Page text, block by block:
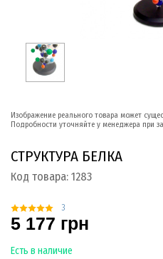
Изображение реального товара может
Подробности уточняйте у менеджера при
СТРУКТУРА БЕЛКА
Код товара: 1283
3
5 177 грн
Есть в наличие